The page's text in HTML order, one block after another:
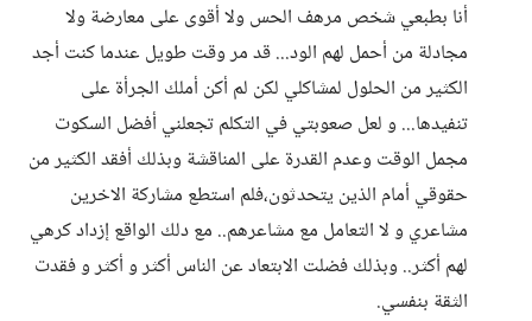
أنا بطبعي شخص مرهف الحس ولا أقوى على معارضة ولا
مجادلة من أحمل لهم الود... قد مر وقت طويل عندما كنت أجد
الكثير من الحلول لمشاكلي لكن لم أكن أملك الجرأة على
تنفيدها... و لعل صعوبتي في التكلم تجعلني أفضل السكوت
مجمل الوقت وعدم القدرة على المناقشة وبذلك أفقد الكثير من
حقوقي أمام الذين يتحدثون،فلم استطع مشاركة الاخرين
مشاعري و لا التعامل مع مشاعرهم.. مع دلك الواقع إزداد كرهي
لهم أكثر.. وبذلك فضلت الابتعاد عن الناس أكثر و أكثر و فقدت
الثقة بنفسي.